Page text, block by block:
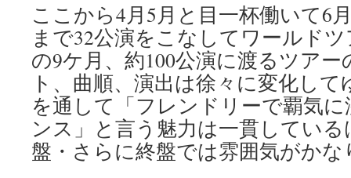
ここから4月5月と目一杯働いて6
まで32公演をこなしてワールド
の9ケ月、約100公演に渡るツア
ト、曲順、演出は徐々に変化し
を通して「フレンドリーで覇気
ンス」と言う魅力は一貫してい
盤・さらに終盤では雰囲気がか